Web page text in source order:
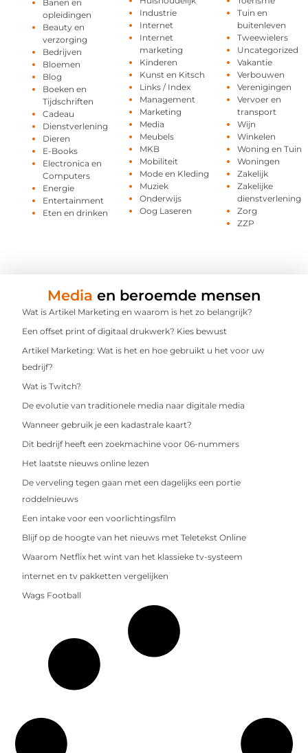
Banen en
opleidingen
Beauty en
verzorging
Bedrijven
Bloemen
Blog
Boeken en
Tijdschriften
Cadeau
Dienstverlening
Dieren
E-Books
Electronica en
Computers
Energie
Entertainment
Eten en drinken
Industrie
Internet
Internet
marketing
Kinderen
Kunst en Kitsch
Links / Index
Management
Marketing
Media
Meubels
MKB
Mobiliteit
Mode en Kleding
Muziek
Onderwijs
Oog Laseren
Tuin en
buitenleven
Tweewielers
Uncategorized
Vakantie
Verbouwen
Verenigingen
Vervoer en
transport
Wijn
Winkelen
Woning en Tuin
Woningen
Zakelijk
Zakelijke
dienstverlening
Zorg
ZZP
Media en beroemde mensen
Wat is Artikel Marketing en waarom is het zo belangrijk?
Een offset print of digitaal drukwerk? Kies bewust
Artikel Marketing: Wat is het en hoe gebruikt u het voor uw
bedrijf?
Wat is Twitch?
De evolutie van traditionele media naar digitale media
Wanneer gebruik je een kadastrale kaart?
Dit bedrijf heeft een zoekmachine voor 06-nummers
Het laatste nieuws online lezen
De verveling tegen gaan met een dagelijks een portie
roddelnieuws
Een intake voor een voorlichtingsfilm
Blijf op de hoogte van het nieuws met Teletekst Online
Waarom Netflix het wint van het klassieke tv-systeem
internet en tv pakketten vergelijken
Wags Football